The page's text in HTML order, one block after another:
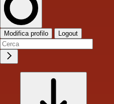
Modifica profilo Logout